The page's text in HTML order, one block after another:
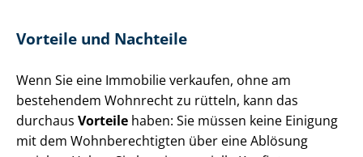
Vorteile und Nachteile
Wenn Sie eine Immobilie verkaufen, ohne am
bestehendem Wohnrecht zu rütteln, kann das
durchaus Vorteile haben: Sie müssen keine Einigung
mit dem Wohn­be­rech­tig­ten über eine Ablösung